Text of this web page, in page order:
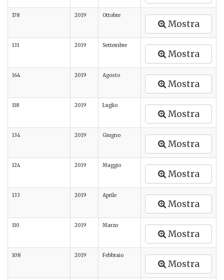
178 2019 Ottobre
Mostra
131 2019 Settembre
Mostra
164 2019 Agosto
Mostra
118 2019 Luglio
Mostra
134 2019 Giugno
Mostra
124 2019 Maggio
Mostra
133 2019 Aprile
Mostra
110 2019 Marzo
Mostra
108 2019 Febbraio
Mostra